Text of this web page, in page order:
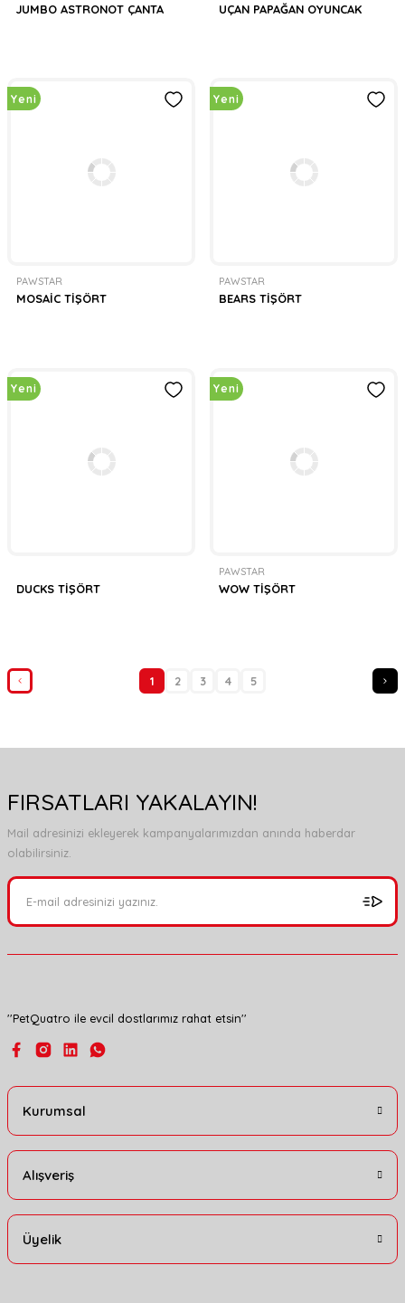
JUMBO ASTRONOT ÇANTA UÇAN PAPAĞAN OYUNCAK
Yeni
PAWSTAR
MOSAİC TİŞÖRT
Yeni
PAWSTAR
BEARS TİŞÖRT
Yeni
DUCKS TİŞÖRT
Yeni
PAWSTAR
WOW TİŞÖRT
1 2 3 4 5
FIRSATLARI YAKALAYIN!
Mail adresinizi ekleyerek kampanyalarımızdan anında haberdar
olabilirsiniz.
''PetQuatro ile evcil dostlarımız rahat etsin''
Kurumsal
Alışveriş
Üyelik